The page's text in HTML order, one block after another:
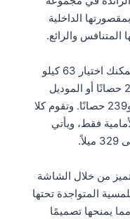
الداخلية
المتنافس والرائع.
تقدم نيسان أريا خيارين للبطارية، إذ يمكنك اختيار 63 كيلو
واط في الساعة مع قوة تصل إلى 214 حصانًا أو الموديل
الأكبر بقوة 87 كيلو واط في الساعة و239 حصانًا. وتقوم كلا
فقط، ويأتي
من خلال الشاشة
اللمسية المتواجدة تحتها
يمنحها تصميمًا